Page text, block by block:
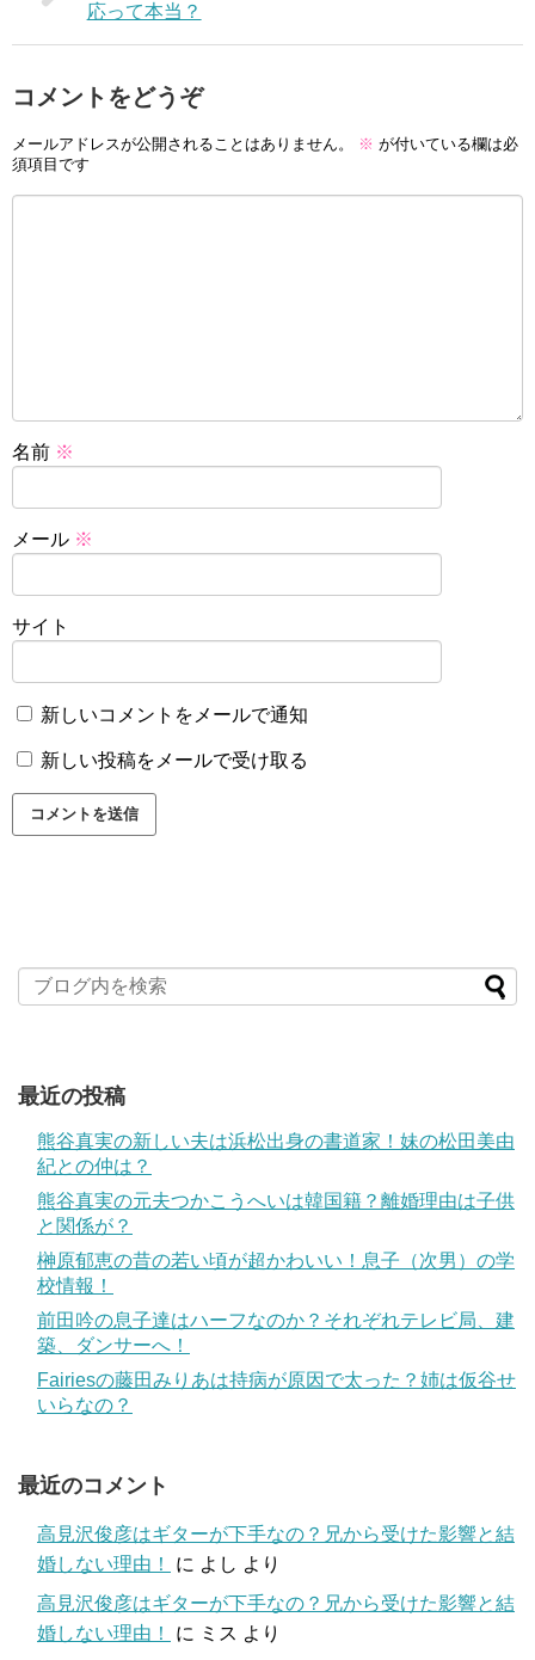
応って本当？
コメントをどうぞ
メールアドレスが公開されることはありません。 ※ が付いている欄は必
須項目です
名前 ※
メール ※
サイト
新しいコメントをメールで通知
新しい投稿をメールで受け取る
最近の投稿
熊谷真実の新しい夫は浜松出身の書道家！妹の松田美由
紀との仲は？
熊谷真実の元夫つかこうへいは韓国籍？離婚理由は子供
と関係が？
榊原郁恵の昔の若い頃が超かわいい！息子（次男）の学
校情報！
前田吟の息子達はハーフなのか？それぞれテレビ局、建
築、ダンサーへ！
Fairiesの藤田みりあは持病が原因で太った？姉は仮谷せ
いらなの？
最近のコメント
高見沢俊彦はギターが下手なの？兄から受けた影響と結
婚しない理由！
に よし より
高見沢俊彦はギターが下手なの？兄から受けた影響と結
婚しない理由！
に ミス より